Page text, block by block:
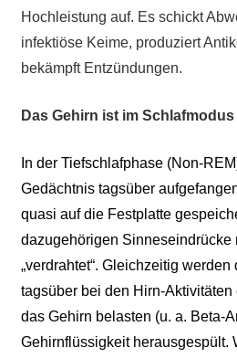
Hochleistung auf. Es schickt
infektiöse Keime, produziert
bekämpft Entzündungen.
Das Gehirn ist im
In der Tiefschlafphase (Non-
Gedächtnis tagsüber
quasi auf die Festplatte
dazugehörigen Sinneseindrücke
„verdrahtet“. Gleichzeitig
tagsüber bei den Hirn-Aktivitäten
das Gehirn belasten (u. a. Beta-
Gehirnflüssigkeit herausgespült.